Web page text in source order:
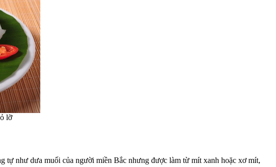
lỡ
tự như dưa muối của người miền Bắc nhưng được làm từ mít xanh hoặc xơ mít,